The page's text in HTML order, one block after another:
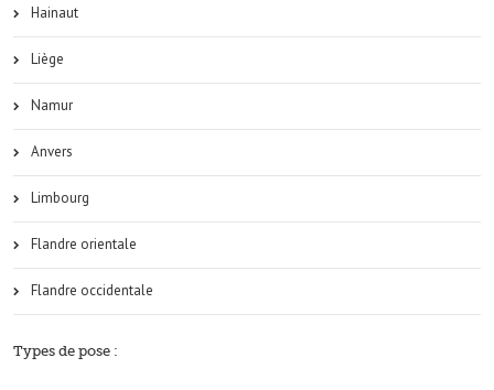
Hainaut
Liège
Namur
Anvers
Limbourg
Flandre orientale
Flandre occidentale
Types de pose :